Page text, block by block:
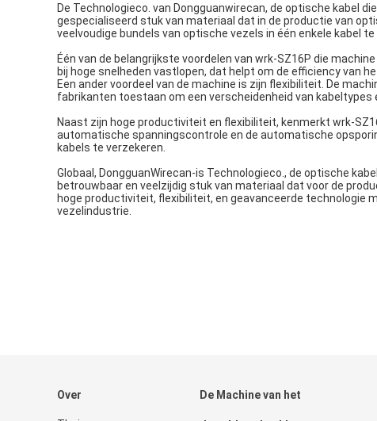
De Technologieco. van Dongguanwirecan, de optische kabel
gespecialiseerd stuk van materiaal dat in de productie van
veelvoudige bundels van optische vezels in één enkele kabel
Één van de belangrijkste voordelen van wrk-SZ16P die
bij hoge snelheden vastlopen, dat helpt om de efficiency van
Een ander voordeel van de machine is zijn flexibiliteit. De
fabrikanten toestaan om een verscheidenheid van kabeltypes
Naast zijn hoge productiviteit en flexibiliteit, kenmerkt wrk-
automatische spanningscontrole en de automatische
kabels te verzekeren.
Globaal, DongguanWirecan-is Technologieco., de optische
betrouwbaar en veelzijdig stuk van materiaal dat voor de
hoge productiviteit, flexibiliteit, en geavanceerde technologie
vezelindustrie.
Over De Machine van het